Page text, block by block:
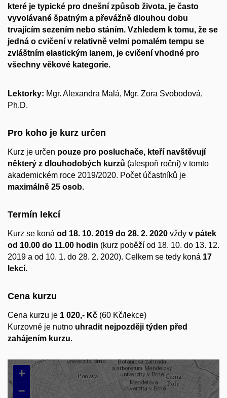
které je typické pro dnešní způsob života, je často
vyvolávané špatným a převážně dlouhou dobu
trvajícím sezením nebo stáním. Vzhledem k tomu, že se
jedná o cvičení v relativně velmi pomalém tempu se
zvláštním elastickým lanem, je cvičení vhodné pro
všechny věkové kategorie.
Lektorky: Mgr. Alexandra Malá, Mgr. Zora Svobodová,
Ph.D.
Pro koho je kurz určen
Kurz je určen pouze pro posluchače, kteří navštěvují
některý z dlouhodobých kurzů (alespoň roční) v tomto
akademickém roce 2019/2020. Počet účastníků je
maximálně 25 osob.
Termín lekcí
Kurz se koná od 18. 10. 2019 do 28. 2. 2020 vždy v pátek
od 10.00 do 11.00 hodin (kurz poběží od 18. 10. do 13. 12.
2019 a od 10. 1. do 28. 2. 2020). Celkem se tedy koná 17
lekcí.
Cena kurzu
Cena kurzu je 1 020,- Kč (60 Kč/lekce)
Kurzovné je nutno uhradit nejpozději týden před
zahájením kurzu.
+
–